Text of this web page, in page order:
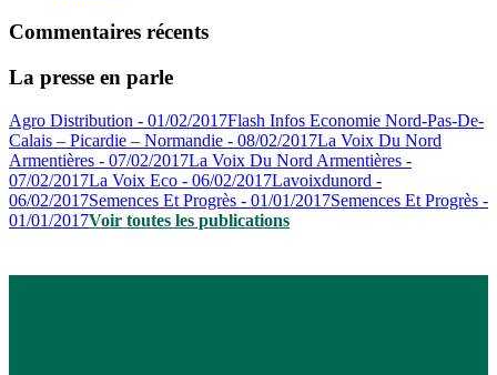
Commentaires récents
La presse en parle
Agro Distribution - 01/02/2017Flash Infos Economie Nord-Pas-De-
Calais – Picardie – Normandie - 08/02/2017La Voix Du Nord
Armentières - 07/02/2017La Voix Du Nord Armentières -
07/02/2017La Voix Eco - 06/02/2017Lavoixdunord -
06/02/2017Semences Et Progrès - 01/01/2017Semences Et Progrès -
01/01/2017Voir toutes les publications